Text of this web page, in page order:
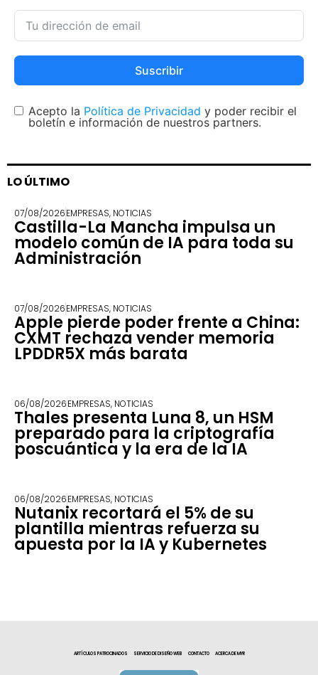
Suscribir
Acepto la Política de Privacidad y poder recibir el
boletín e información de nuestros partners.
LO ÚLTIMO
07/08/2026EMPRESAS, NOTICIAS
Castilla-La Mancha impulsa un
modelo común de IA para toda su
Administración
07/08/2026EMPRESAS, NOTICIAS
Apple pierde poder frente a China:
CXMT rechaza vender memoria
LPDDR5X más barata
06/08/2026EMPRESAS, NOTICIAS
Thales presenta Luna 8, un HSM
preparado para la criptografía
poscuántica y la era de la IA
06/08/2026EMPRESAS, NOTICIAS
Nutanix recortará el 5% de su
plantilla mientras refuerza su
apuesta por la IA y Kubernetes
ARTÍCULOS PATROCINADOS SERVICIO DE DISEÑO WEB CONTACTO ACERCA DE MYR